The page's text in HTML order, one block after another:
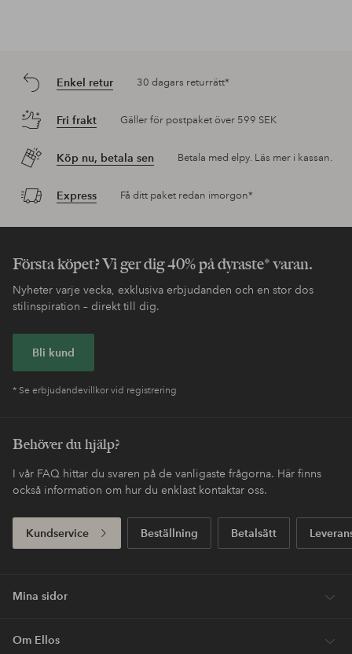
Enkel retur 30 dagars returrätt*
Fri frakt Gäller för postpaket över 599 SEK
Köp nu, betala sen Betala med elpy. Läs mer i kassan.
Express Få ditt paket redan imorgon*
Första köpet? Vi ger dig 40% på dyraste* varan.
Nyheter varje vecka, exklusiva erbjudanden och en stor dos
stilinspiration – direkt till dig.
Bli kund
* Se erbjudandevillkor vid registrering
Behöver du hjälp?
I vår FAQ hittar du svaren på de vanligaste frågorna. Här finns
också information om hur du enklast kontaktar oss.
Kundservice Beställning Betalsätt
Mina sidor
Om Ellos